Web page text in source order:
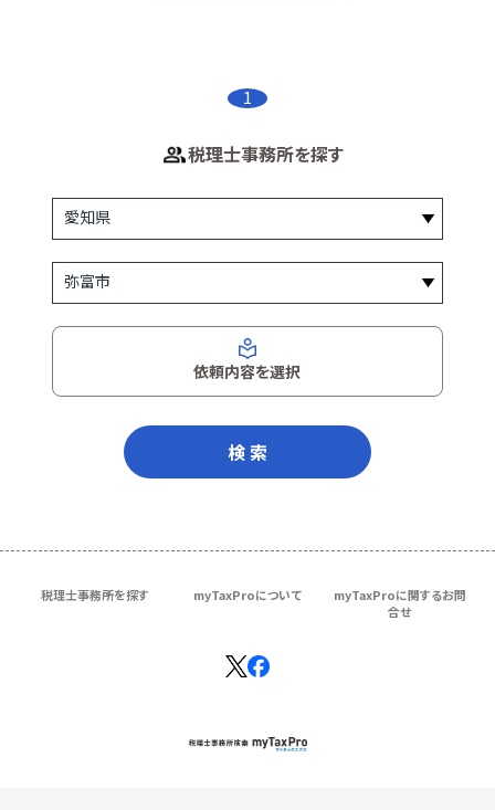
1
税理士事務所を探す
依頼内容を選択
検 索
税理士事務所を探す myTaxProについて
myTaxProに関するお問
合せ